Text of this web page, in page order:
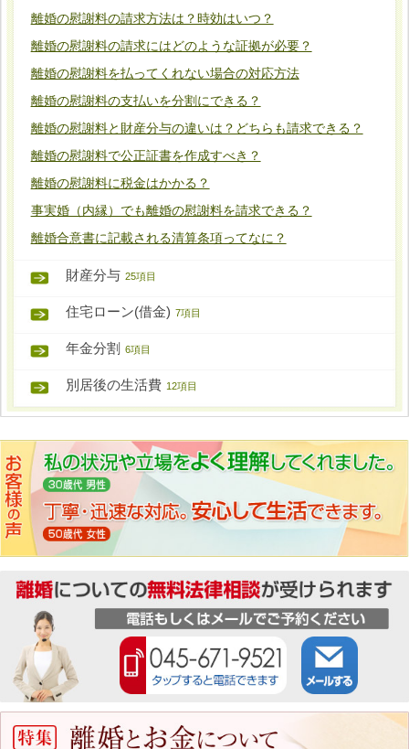
離婚の慰謝料の請求方法は？時効はいつ？
離婚の慰謝料の請求にはどのような証拠が必要？
離婚の慰謝料を払ってくれない場合の対応方法
離婚の慰謝料の支払いを分割にできる？
離婚の慰謝料と財産分与の違いは？どちらも請求できる？
離婚の慰謝料で公正証書を作成すべき？
離婚の慰謝料に税金はかかる？
事実婚（内縁）でも離婚の慰謝料を請求できる？
離婚合意書に記載される清算条項ってなに？
財産分与 25項目
住宅ローン(借金) 7項目
年金分割 6項目
別居後の生活費 12項目